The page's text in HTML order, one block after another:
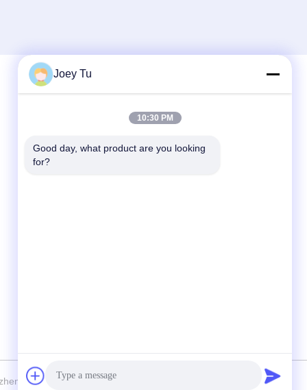
Contatto rapido
Telefono
Rona Intelligent Technology Co., Ltd . Tutti i diritti riservati.
Joey Tu
10:30 PM
Good day, what product are you looking
for?